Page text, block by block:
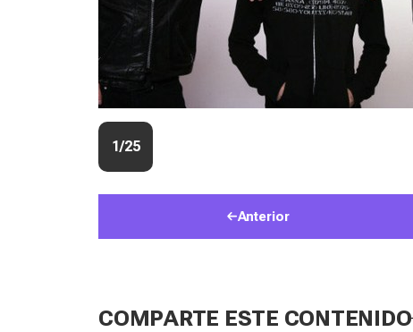
1/25
Anterior
COMPARTE ESTE CONTENIDO